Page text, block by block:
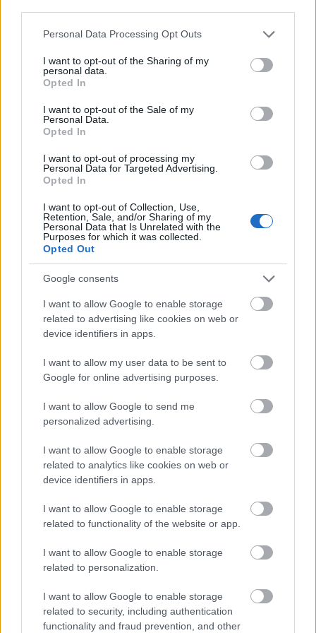
Please note that this website/app uses one or more Google
not limited to your visit or usage behaviour. You may click to
grant or deny consent to Google and its third-party tags to
use your data for below specified purposes in below Google
consent section.
Personal Data Processing Opt Outs
I want to opt-out of the Sharing of my
personal data.
Opted In
I want to opt-out of the Sale of my
Personal Data.
Opted In
I want to opt-out of processing my
Personal Data for Targeted Advertising.
Opted In
I want to opt-out of Collection, Use,
Retention, Sale, and/or Sharing of my
Personal Data that Is Unrelated with the
Purposes for which it was collected.
Opted Out
Google consents
I want to allow Google to enable storage
related to advertising like cookies on web or
device identifiers in apps.
I want to allow my user data to be sent to
Google for online advertising purposes.
I want to allow Google to send me
personalized advertising.
I want to allow Google to enable storage
related to analytics like cookies on web or
device identifiers in apps.
I want to allow Google to enable storage
related to functionality of the website or app.
I want to allow Google to enable storage
related to personalization.
I want to allow Google to enable storage
related to security, including authentication
functionality and fraud prevention, and other
Candace Bushnell, a Szex és New
a nők jogaira!”
A mozgás mellett a táplálkozás is fontos, de
hogyan figyeljünk oda a súlyunkra, ha laikusok
Schobert Norbi:Nagyon egyszerűen! Minden reggel
álljunk rá a mérlegre, és ha nem azt látjuk, amit
szeretnénk, akkor aznap kőkemény diéta van! Nem
utólag kell rájönni, hogy elhíztunk, hanem figyelni
Hogyan motiváljátok magatokat a nehezebb
napokon a mozgásra? Nem unalmas néha a szinte